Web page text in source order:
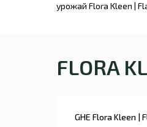
урожай Flora Kleen |
FLORA
GHE Flora Kleen |